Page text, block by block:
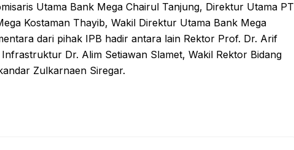
Utama Bank Mega Chairul Tanjung, Direktur Utama PT
Kostaman Thayib, Wakil Direktur Utama Bank Mega
dari pihak IPB hadir antara lain Rektor Prof. Dr. Arif
Dr. Alim Setiawan Slamet, Wakil Rektor Bidang
Zulkarnaen Siregar.